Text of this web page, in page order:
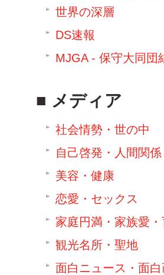
世界の深層
DS速報
MJGA - 保守大同団
メディア
社会情勢・世の中
自己啓発・人間関係
美容・健康
恋愛・セックス
家庭円満・家族愛・
観光名所・聖地
面白ニュース・面白